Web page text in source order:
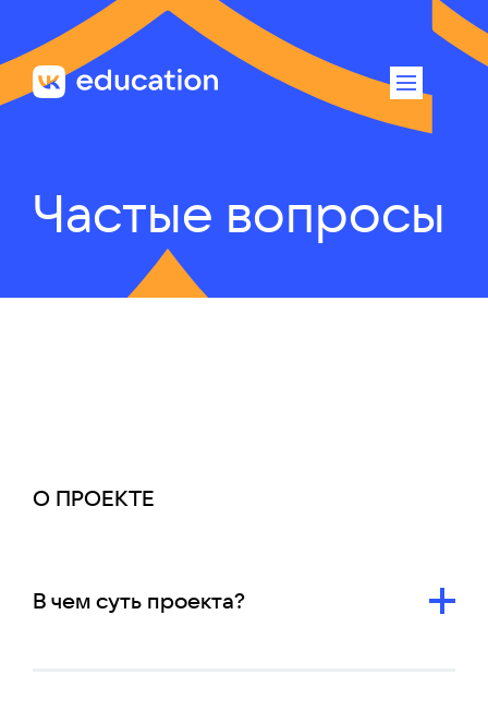
Частые вопросы
О ПРОЕКТЕ
В чем суть проекта?